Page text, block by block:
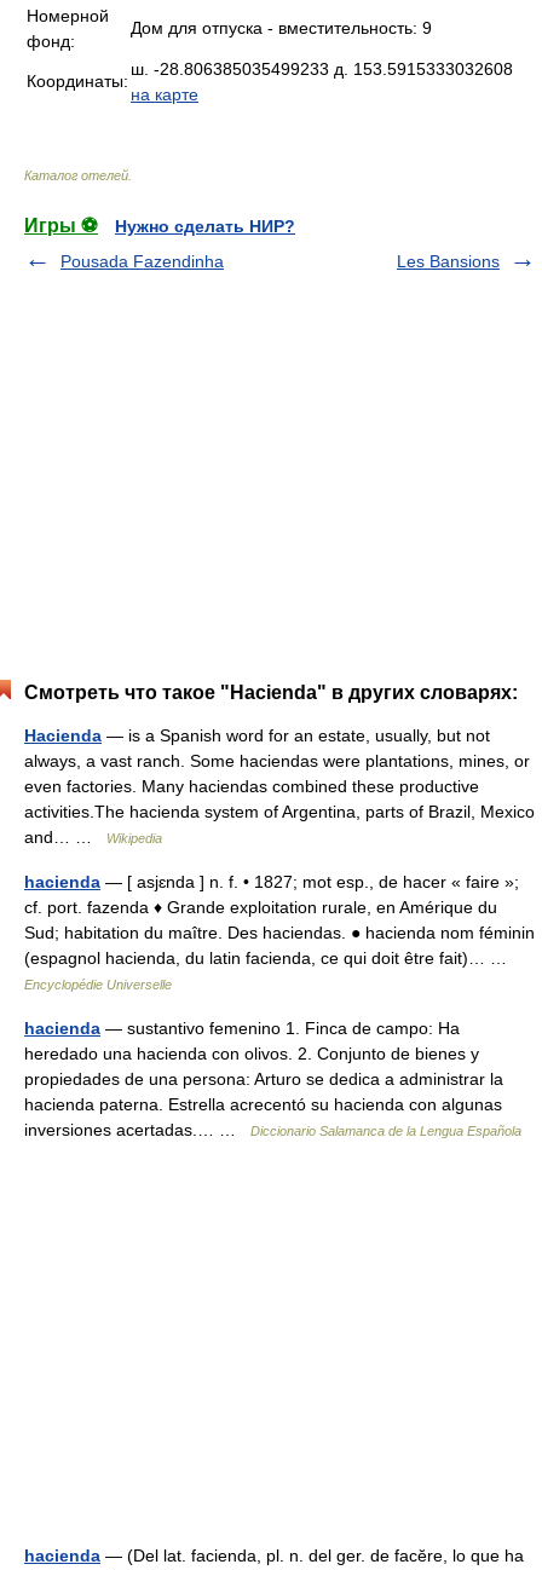
Номерной
фонд:
Дом для отпуска - вместительность: 9
Координаты:
ш. -28.806385035499233 д. 153.5915333032608
на карте
Каталог отелей
Игры ⚽
Нужно сделать НИР?
Pousada Fazendinha
Les Bansions
Смотреть что такое "Hacienda" в других словарях:
Hacienda — is a Spanish word for an estate, usually, but not
always, a vast ranch. Some haciendas were plantations, mines, or
even factories. Many haciendas combined these productive
activities.The hacienda system of Argentina, parts of Brazil, Mexico
and… …
Wikipedia
hacienda — [ asjɛnda ] n. f. • 1827; mot esp., de hacer « faire »;
cf. port. fazenda ♦ Grande exploitation rurale, en Amérique du
Sud; habitation du maître. Des haciendas. ● hacienda nom féminin
(espagnol hacienda, du latin facienda, ce qui doit être fait)… …
Encyclopédie Universelle
hacienda — sustantivo femenino 1. Finca de campo: Ha
heredado una hacienda con olivos. 2. Conjunto de bienes y
propiedades de una persona: Arturo se dedica a administrar la
hacienda paterna. Estrella acrecentó su hacienda con algunas
inversiones acertadas.… …
Diccionario Salamanca de la Lengua Española
hacienda — (Del lat. facienda, pl. n. del ger. de facĕre, lo que ha